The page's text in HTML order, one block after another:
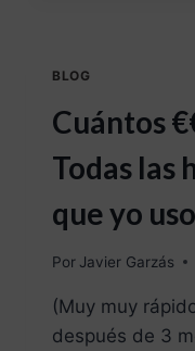
BLOG
Cuántos
Todas las
que yo uso
Por Javier Garzás
(Muy muy
después de 3